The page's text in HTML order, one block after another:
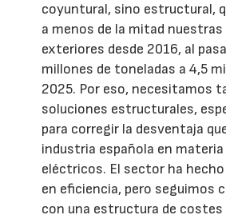
coyuntural, sino estructural,
a menos de la mitad
exteriores desde 2016, al
millones de toneladas a 4,5
2025. Por eso, necesitamos
soluciones estructurales,
para corregir la desventaja
industria española en
eléctricos. El sector ha hecho
en eficiencia, pero seguimos
con una estructura de costes